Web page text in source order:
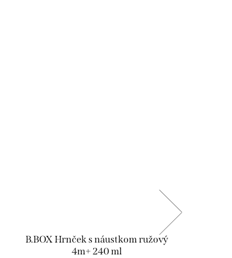
B.BOX Hrnček s náustkom ružový
4m+ 240 ml